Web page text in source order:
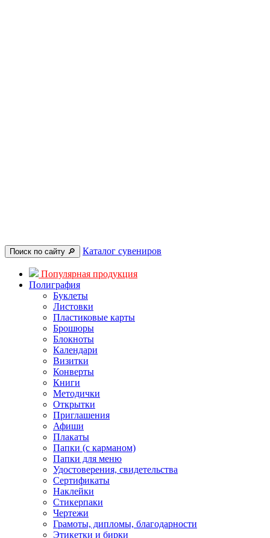
Поиск по сайту 🔎︎ Каталог сувениров
Популярная продукция
Полиграфия
Буклеты
Листовки
Пластиковые карты
Брошюры
Блокноты
Календари
Визитки
Конверты
Книги
Методички
Открытки
Приглашения
Афиши
Плакаты
Папки (с карманом)
Папки для меню
Удостоверения, свидетельства
Сертификаты
Наклейки
Стикерпаки
Чертежи
Грамоты, дипломы, благодарности
Этикетки и бирки